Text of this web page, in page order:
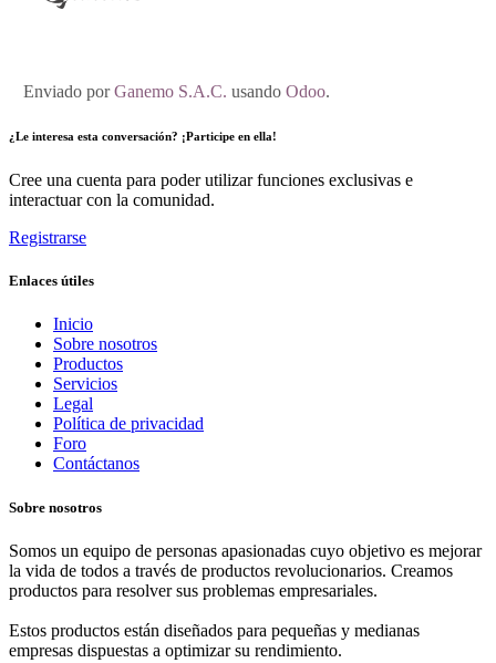
EnviadoporGanemo S.A.C. usandoOdoo.
¿Le interesa esta conversación? ¡Participe en ella!
Cree una cuenta para poder utilizar funciones exclusivas e
interactuar con la comunidad.
Registrarse
Enlaces útiles
Inicio
Sobre nosotros
Productos
Servicios
Legal
Política de privacidad
Foro
Contáctanos
Sobre nosotros
Somos un equipo de personas apasionadas cuyo objetivo es mejorar
la vida de todos a través de productos revolucionarios. Creamos
productos para resolver sus problemas empresariales.
Estos productos están diseñados para pequeñas y medianas
empresas dispuestas a optimizar su rendimiento.